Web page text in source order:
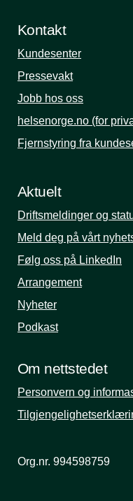
Kontakt
Kundesenter
Pressevakt
Jobb hos oss
helsenorge.no (for
Fjernstyring fra
Aktuelt
Driftsmeldinger og
Meld deg på vårt
Følg oss på LinkedIn
Arrangement
Nyheter
Podkast
Om nettstedet
Personvern og
Org.nr. 994598759